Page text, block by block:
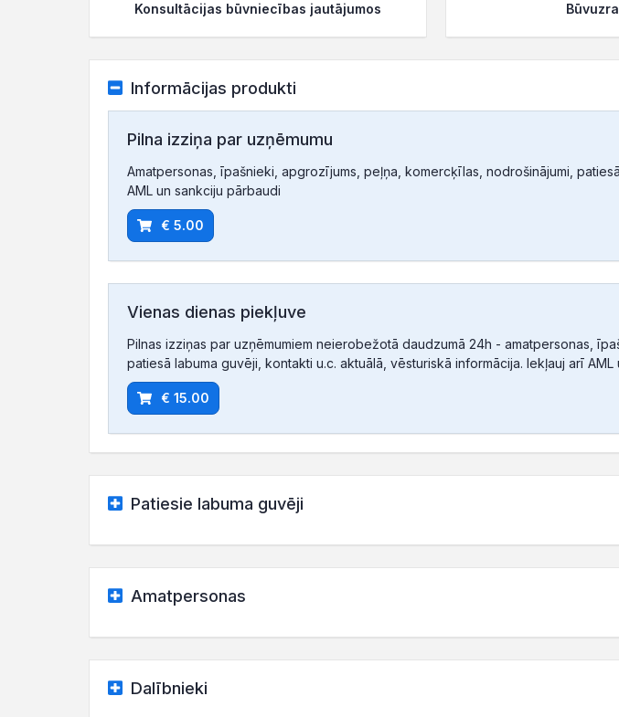
Konsultācijas būvniecības jautājumos
Informācijas produkti
Pilna izziņa par uzņēmumu
Amatpersonas, īpašnieki, apgrozījums, peļņa, komercķīlas, nodrošinājumi,
AML un sankciju pārbaudi
€ 5.00
Vienas dienas piekļuve
Pilnas izziņas par uzņēmumiem neierobežotā daudzumā 24h - amatpersonas,
patiesā labuma guvēji, kontakti u.c. aktuālā, vēsturiskā informācija. Iekļauj arī
€ 15.00
Patiesie labuma guvēji
Amatpersonas
Dalībnieki